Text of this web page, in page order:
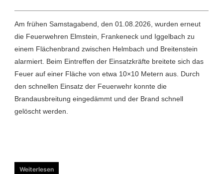
Am frühen Samstagabend, den 01.08.2026, wurden erneut
die Feuerwehren Elmstein, Frankeneck und Iggelbach zu
einem Flächenbrand zwischen Helmbach und Breitenstein
alarmiert. Beim Eintreffen der Einsatzkräfte breitete sich das
Feuer auf einer Fläche von etwa 10×10 Metern aus. Durch
den schnellen Einsatz der Feuerwehr konnte die
Brandausbreitung eingedämmt und der Brand schnell
gelöscht werden.
Weiterlesen